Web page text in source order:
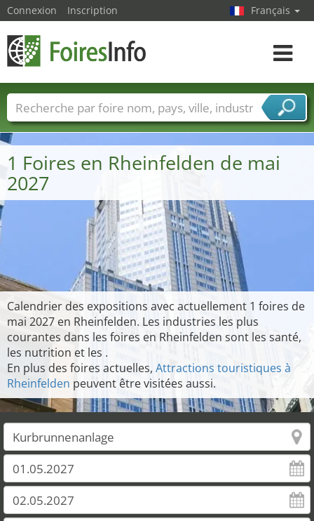
1 Foires en Rheinfelden de mai
2027
Calendrier des expositions avec actuellement 1 foires de
mai 2027 en Rheinfelden. Les industries les plus
courantes dans les foires en Rheinfelden sont les santé,
les nutrition et les .
En plus des foires actuelles, Attractions touristiques à
Rheinfelden peuvent être visitées aussi.
Connexion Inscription Français
Toggle
Foire noms Pays Villes
Secteurs de foire
Secteurs du fournisseur de services